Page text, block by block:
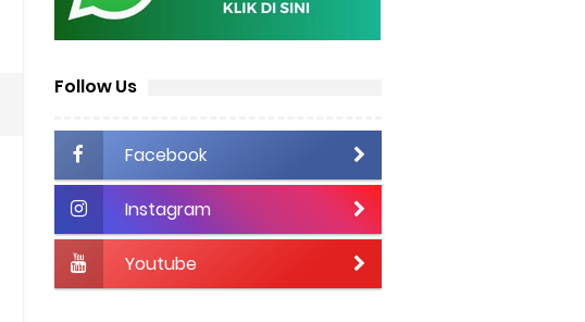
Follow Us
Facebook
Instagram
Youtube